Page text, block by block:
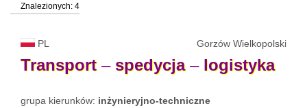
status uczelni
Znalezionych: 4
PL Gorzów Wielkopolski
Transport– spedycja– logistyka
grupa kierunków: inżynieryjno-techniczne